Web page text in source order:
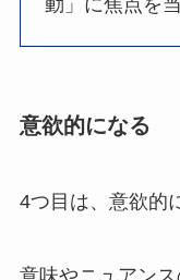
意欲的になる
4つ目は、意欲的
意味やニュアンス